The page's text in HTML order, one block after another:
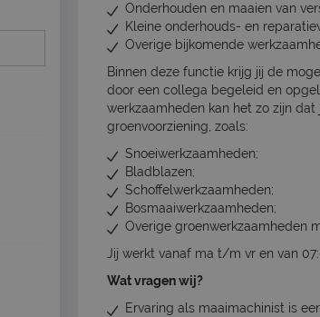
Onderhouden en maaien van
Kleine onderhouds- en
Overige bijkomende
Binnen deze functie krijg jij de
door een collega begeleid en
werkzaamheden kan het zo zijn
groenvoorziening, zoals:
Snoeiwerkzaamheden;
Bladblazen;
Schoffelwerkzaamheden;
Bosmaaiwerkzaamheden;
Overige groenwerkzaamheden
Jij werkt vanaf ma t/m vr en van
Wat vragen wij?
Ervaring als maaimachinist is